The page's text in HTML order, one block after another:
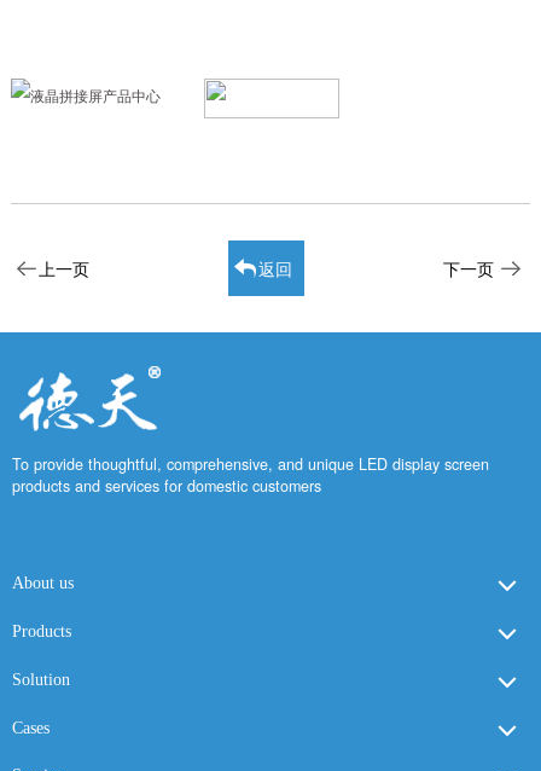
上一页 返回 下一页
To provide thoughtful, comprehensive, and unique LED display screen
products and services for domestic customers
About us
Products
Solution
Cases